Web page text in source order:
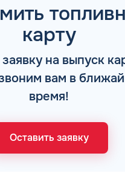
карту
на выпуск
вам в
время!
Оставить заявку